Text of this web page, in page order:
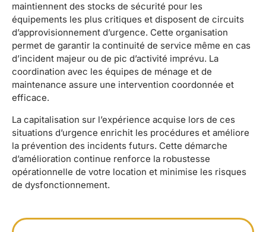
maintiennent des stocks de sécurité pour les
équipements les plus critiques et disposent de circuits
d’approvisionnement d’urgence. Cette organisation
permet de garantir la continuité de service même en cas
d’incident majeur ou de pic d’activité imprévu. La
coordination avec les équipes de ménage et de
maintenance assure une intervention coordonnée et
efficace.
La capitalisation sur l’expérience acquise lors de ces
situations d’urgence enrichit les procédures et améliore
la prévention des incidents futurs. Cette démarche
d’amélioration continue renforce la robustesse
opérationnelle de votre location et minimise les risques
de dysfonctionnement.